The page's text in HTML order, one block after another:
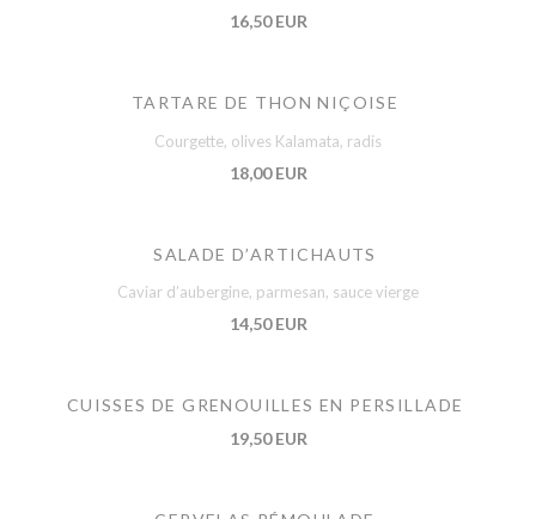
16,50 EUR
TARTARE DE THON NIÇOISE
Courgette, olives Kalamata, radis
18,00 EUR
SALADE D’ARTICHAUTS
Caviar d’aubergine, parmesan, sauce vierge
14,50 EUR
CUISSES DE GRENOUILLES EN PERSILLADE
19,50 EUR